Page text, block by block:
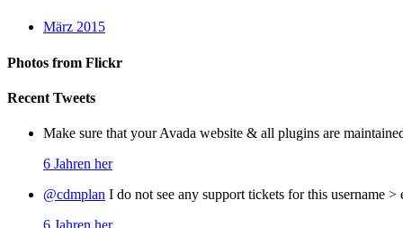
März 2015
Photos from Flickr
Recent Tweets
Make sure that your Avada website & all plugins are
6 Jahren her
@cdmplan I do not see any support tickets for this username
6 Jahren her